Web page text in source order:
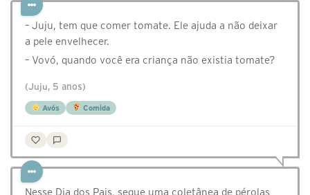
– Juju, tem que comer tomate. Ele ajuda a não deixar
a pele envelhecer.
– Vovó, quando você era criança não existia tomate?
(Juju, 5 anos)
Avós Comida
Nesse Dia dos Pais, segue uma coletânea de pérolas